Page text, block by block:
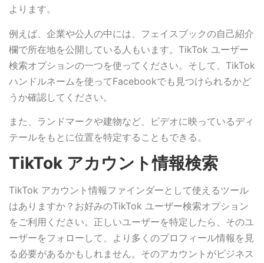
よります。
例えば、企業や公人の中には、フェイスブックの自己紹介
欄で所在地を公開している人もいます。TikTok ユーザー
検索オプションの一つを使ってください。そして、TikTok
ハンドルネームを使ってFacebookでも見つけられるかど
うか確認してください。
また、ランドマークや建物など、ビデオに映っているディ
テールをもとに位置を特定することもできる。
TikTok アカウント情報検索
TikTok アカウント情報ファインダーとして使えるツール
はありますか？お好みのTikTok ユーザー検索オプション
をご利用ください。正しいユーザーを特定したら、そのユ
ーザーをフォローして、より多くのプロフィール情報を見
る必要があるかもしれません。そのアカウントがビジネス